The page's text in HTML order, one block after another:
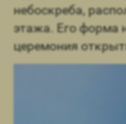
небоскреба,
этажа. Его форма
церемония